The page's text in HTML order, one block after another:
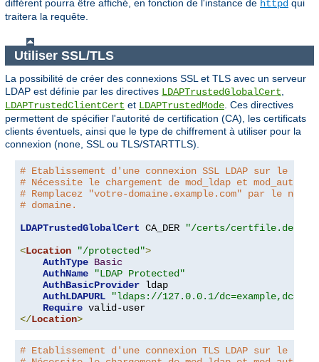
différent pourra être affiché, en fonction de l'instance de httpd qui
traitera la requête.
Utiliser SSL/TLS
La possibilité de créer des connexions SSL et TLS avec un serveur
LDAP est définie par les directives LDAPTrustedGlobalCert,
LDAPTrustedClientCert et LDAPTrustedMode. Ces directives
permettent de spécifier l'autorité de certification (CA), les certificats
clients éventuels, ainsi que le type de chiffrement à utiliser pour la
connexion (none, SSL ou TLS/STARTTLS).
# Etablissement d'une connexion SSL LDAP sur le
# Nécessite le chargement de mod_ldap et
# Remplacez "votre-domaine.example.com" par le nom
# domaine.
LDAPTrustedGlobalCert CA_DER
"/certs/certfile.der"
<Location "/protected">
AuthType Basic
AuthName
"LDAP Protected"
AuthBasicProvider ldap
AuthLDAPURL
"ldaps://127.0.0.1/
Require
</Location>
# Etablissement d'une connexion TLS LDAP sur le